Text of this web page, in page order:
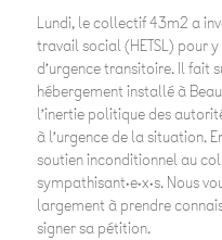
Lundi, le collectif 43m2 a
travail social (HETSL) pour
d’urgence transitoire. Il fait
hébergement installé à
l’inertie politique des
à l’urgence de la situation.
soutien inconditionnel au
sympathisant·e·x·s. Nous
largement à prendre
signer sa pétition.